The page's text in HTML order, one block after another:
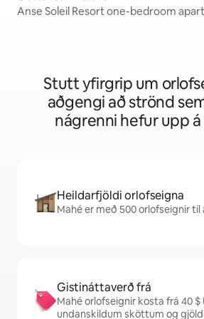
Anse Soleil Resort one-bedroom
Stutt yfirgrip um
aðgengi að strönd
nágrenni hefur upp
Heildarfjöldi orlofseigna
Mahé er með 500 orlofseignir til
Gistináttaverð frá
Mahé orlofseignir kosta frá 40 $
undanskildum sköttum og